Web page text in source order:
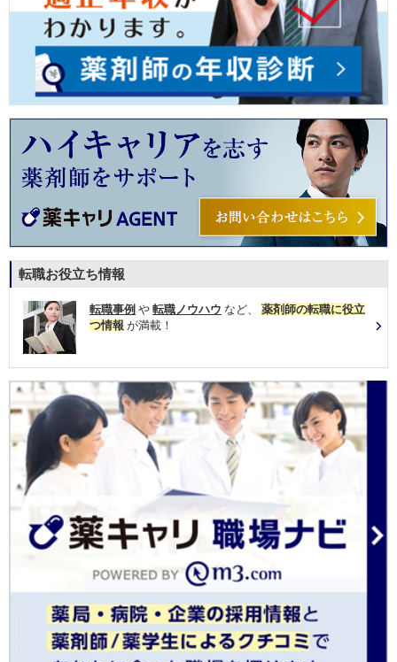
転職お役立ち情報
転職事例 や 転職ノウハウ など、 薬剤師の転職に役立
つ情報 が満載！